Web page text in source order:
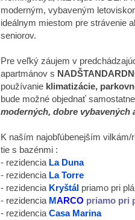
moderným, vybaveným
ideálnym miestom pre strávenie
seniorov.
Pre veľký záujem v
apartmánov s
používanie klimatizácie,
bude možné objednať
moderných, dobre vybavených
K naším najobľúbenejším
tie s bazénmi :
- rezidencia La Duna
- rezidencia La Torre
- rezidencia Kryštál priamo pri
- rezidencia MARCO priamo pri
- rezidencia Casa Marina